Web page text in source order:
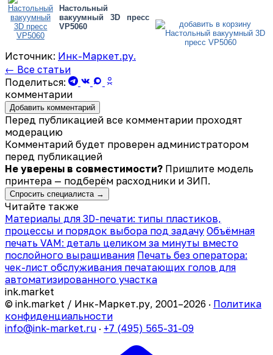
Настольный
вакуумный 3D пресс
VP5060
Источник: Инк-Маркет.ру.
← Все статьи
Поделиться:
комментарии
Добавить комментарий
Перед публикацией все комментарии проходят
модерацию
Комментарий будет проверен администратором
перед публикацией
Не уверены в совместимости? Пришлите модель
принтера — подберём расходники и ЗИП.
Спросить специалиста →
Читайте также
Материалы для 3D-печати: типы пластиков,
процессы и порядок выбора под задачу Объёмная
печать VAM: деталь целиком за минуты вместо
послойного выращивания Печать без оператора:
чек-лист обслуживания печатающих голов для
автоматизированного участка
ink.market
© ink.market / Инк-Маркет.ру, 2001–2026 · Политика
конфиденциальности
info@ink-market.ru · +7 (495) 565-31-09